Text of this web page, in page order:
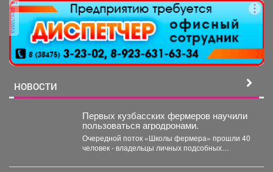
реклама
НОВОСТИ
Первых кузбасских фермеров научили
пользоваться агродронами.
Очередной поток «Школы фермера» прошли 40
человек - владельцы личных подсобных